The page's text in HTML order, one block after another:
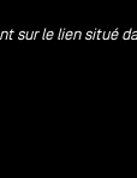
sur le lien situé